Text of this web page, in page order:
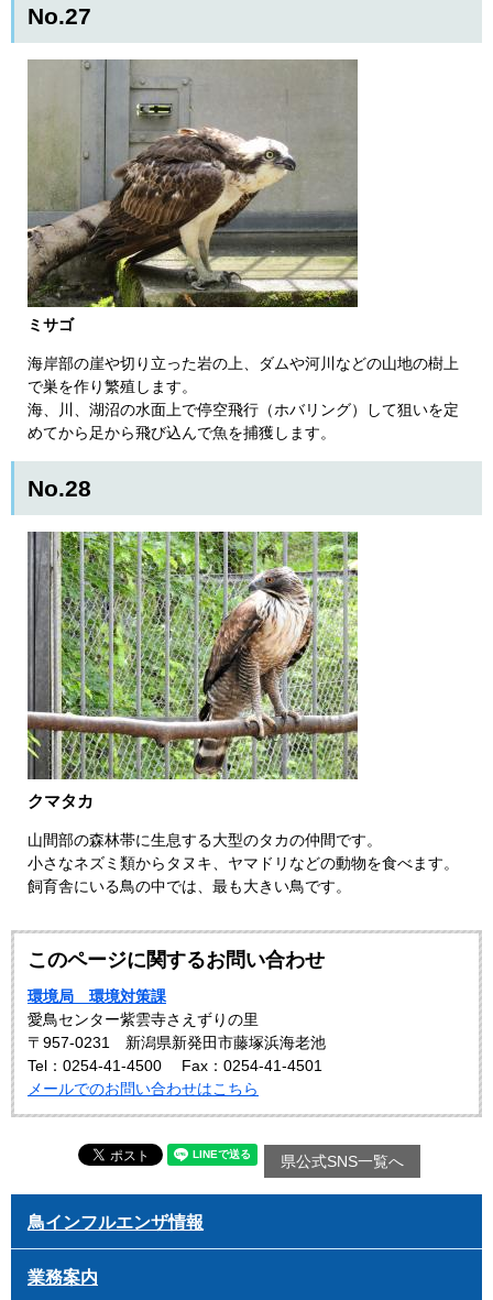
No.27
ミサゴ
海岸部の崖や切り立った岩の上、ダムや河川などの山地の樹上
で巣を作り繁殖します。
海、川、湖沼の水面上で停空飛行（ホバリング）して狙いを定
めてから足から飛び込んで魚を捕獲します。
No.28
クマタカ
山間部の森林帯に生息する大型のタカの仲間です。
小さなネズミ類からタヌキ、ヤマドリなどの動物を食べます。
飼育舎にいる鳥の中では、最も大きい鳥です​。
このページに関するお問い合わせ
環境局 環境対策課
愛鳥センター紫雲寺さえずりの里
〒957-0231 新潟県新発田市藤塚浜海老池
Tel：0254-41-4500
Fax：0254-41-4501
メールでのお問い合わせはこちら
県公式SNS一覧へ
鳥インフルエンザ情報
業務案内